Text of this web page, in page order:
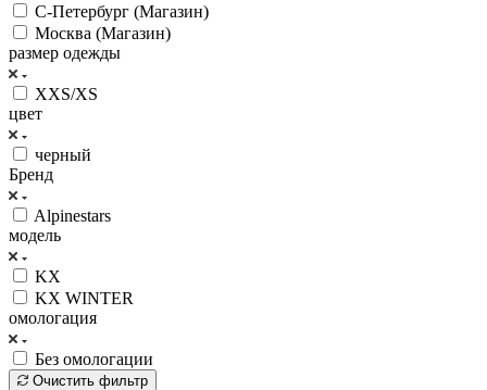
С-Петербург (Магазин)
Москва (Магазин)
размер одежды
XXS/XS
цвет
черный
Бренд
Alpinestars
модель
KX
KX WINTER
омологация
Без омологации
Очистить фильтр